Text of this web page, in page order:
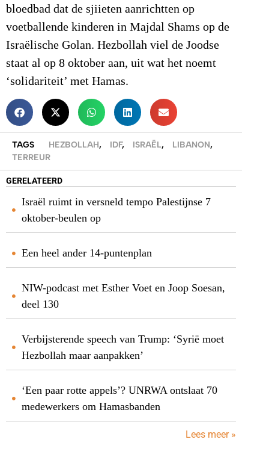
bloedbad dat de sjiieten aanrichtten op
voetballende kinderen in Majdal Shams op de
Israëlische Golan. Hezbollah viel de Joodse
staat al op 8 oktober aan, uit wat het noemt
‘solidariteit’ met Hamas.
TAGS HEZBOLLAH, IDF, ISRAËL, LIBANON,
TERREUR
GERELATEERD
Israël ruimt in versneld tempo Palestijnse 7
oktober-beulen op
Een heel ander 14-puntenplan
NIW-podcast met Esther Voet en Joop Soesan,
deel 130
Verbijsterende speech van Trump: ‘Syrië moet
Hezbollah maar aanpakken’
‘Een paar rotte appels’? UNRWA ontslaat 70
medewerkers om Hamasbanden
Lees meer »